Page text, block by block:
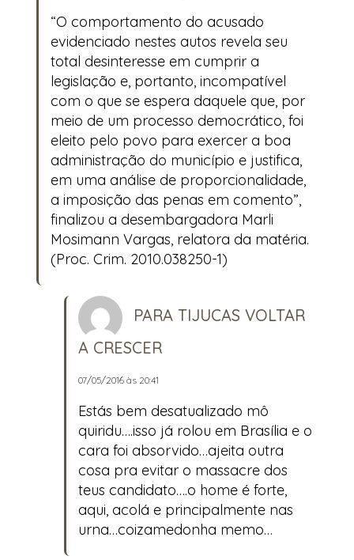
“O comportamento do acusado
evidenciado nestes autos revela seu
total desinteresse em cumprir a
legislação e, portanto, incompatível
com o que se espera daquele que, por
meio de um processo democrático, foi
eleito pelo povo para exercer a boa
administração do município e justifica,
em uma análise de proporcionalidade,
a imposição das penas em comento”,
finalizou a desembargadora Marli
Mosimann Vargas, relatora da matéria.
(Proc. Crim. 2010.038250-1)
PARA TIJUCAS VOLTAR
A CRESCER
07/05/2016 às 20:41
Estás bem desatualizado mô
quiridu….isso já rolou em Brasília e o
cara foi absorvido…ajeita outra
cosa pra evitar o massacre dos
teus candidato….o home é forte,
aqui, acolá e principalmente nas
urna…coizamedonha memo…